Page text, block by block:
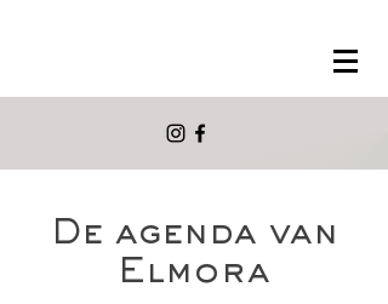
De agenda van
Elmora